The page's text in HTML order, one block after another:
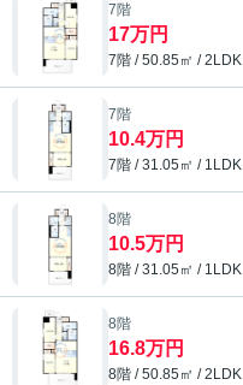
7階
17万円
7階 / 50.85㎡ / 2LDK
7階
10.4万円
7階 / 31.05㎡ / 1LDK
8階
10.5万円
8階 / 31.05㎡ / 1LDK
8階
16.8万円
8階 / 50.85㎡ / 2LDK